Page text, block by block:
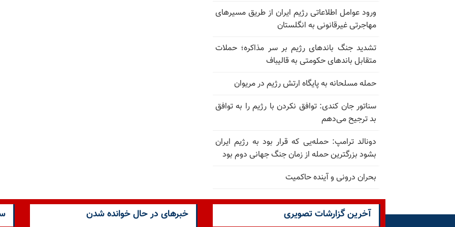
ورود عوامل اطلاعاتی رژیم ایران از طریق مسیرهای
مهاجرتی غیرقانونی به انگلستان
تشدید جنگ باندهای رژیم بر سر مذاکره؛ حملات
متقابل باندهای حکومتی به قالیباف
حمله مسلحانه به پایگاه ارتش رژیم در مریوان
سناتور جان کندی: توافق نکردن با رژیم را به توافق
بد ترجیح می‌دهم
دونالد ترامپ: حمله‌یی که قرار بود به رژیم ایران
بشود بزرگترین حمله از زمان جنگ جهانی دوم بود
بحران درونی و آینده حاکمیت
خبرهای در حال خوانده شدن آخرین گزارشات تصویری